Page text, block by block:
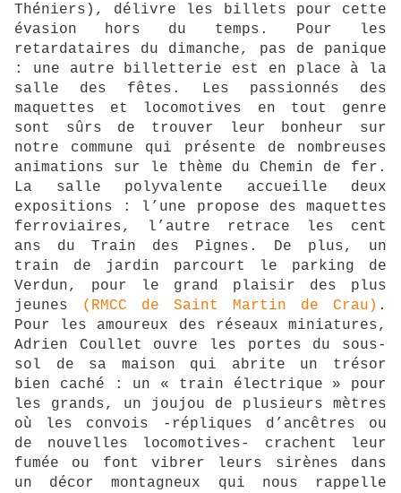
Théniers), délivre les billets pour cette
évasion hors du temps. Pour les
retardataires du dimanche, pas de panique
: une autre billetterie est en place à la
salle des fêtes. Les passionnés des
maquettes et locomotives en tout genre
sont sûrs de trouver leur bonheur sur
notre commune qui présente de nombreuses
animations sur le thème du Chemin de fer.
La salle polyvalente accueille deux
expositions : l’une propose des maquettes
ferroviaires, l’autre retrace les cent
ans du Train des Pignes. De plus, un
train de jardin parcourt le parking de
Verdun, pour le grand plaisir des plus
jeunes
(RMCC de Saint Martin de Crau) .
Pour les amoureux des réseaux miniatures,
Adrien Coullet ouvre les portes du sous-
sol de sa maison qui abrite un trésor
bien caché : un « train électrique » pour
les grands, un joujou de plusieurs mètres
où les convois -répliques d’ancêtres ou
de nouvelles locomotives- crachent leur
fumée ou font vibrer leurs sirènes dans
un décor montagneux qui nous rappelle